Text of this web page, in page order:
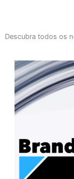
Descubra todos os